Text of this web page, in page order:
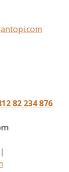
82 234 876
|